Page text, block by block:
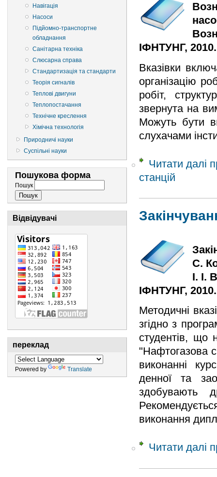
Навігація
Насоси
Підйомно-транспортне
обладнання
Санітарна техніка
Слюсарна справа
Стандартизація та стандарти
Теорія сигналів
Теплові двигуни
Теплопостачання
Технічне креслення
Хімічна технологія
Природничі науки
Суспільні науки
Пошукова форма
Пошук
Відвідувачі
переклад
Powered by Translate
ІФНТУНГ,
Вказівки
організацію
робіт,
звернута на
Можуть бути
слухачами
Читати далі
станцій
С.
І. І.
ІФНТУНГ,
Методичні
згідно з
студентів, що
"Нафтогазова
виконанні
денної та
здобувають
виконання
Читати далі